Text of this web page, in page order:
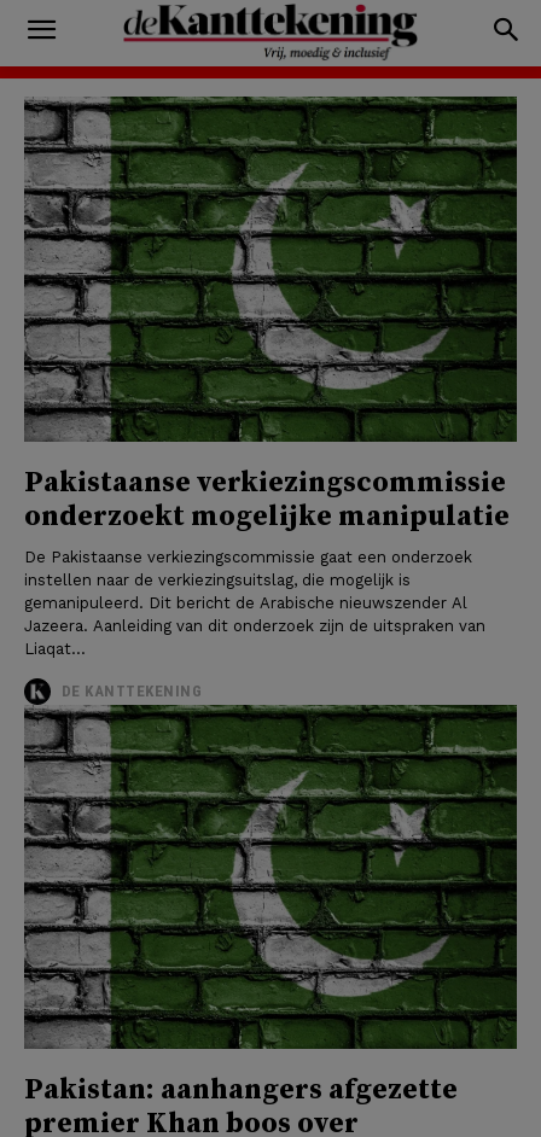
Pakistaanse verkiezingscommissie
onderzoekt mogelijke manipulatie
De Pakistaanse verkiezingscommissie gaat een onderzoek
instellen naar de verkiezingsuitslag, die mogelijk is
gemanipuleerd. Dit bericht de Arabische nieuwszender Al
Jazeera. Aanleiding van dit onderzoek zijn de uitspraken van
Liaqat...
DE KANTTEKENING
Pakistan: aanhangers afgezette
premier Khan boos over